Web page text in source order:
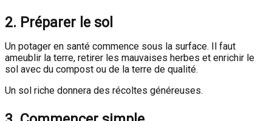
2. Préparer le sol
Un potager en santé commence sous la surface. Il faut
ameublir la terre, retirer les mauvaises herbes et enrichir le
sol avec du compost ou de la terre de qualité.
Un sol riche donnera des récoltes généreuses.